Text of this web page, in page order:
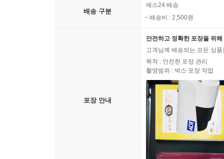
배송 구분
예스24 배송
배송비 : 2,500원
포장 안내
안전하고 정확한 포장을 위
고객님께 배송되는 모든 상
목적 : 안전한 포장 관리
촬영범위 : 박스 포장 작업